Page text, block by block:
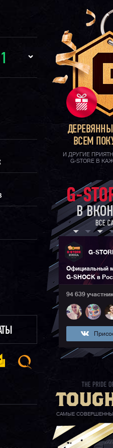
1
ВСЕМ
И ДРУГИЕ
G-STORE В
G-
Официальный
G-SHOCK в
94 639
САМЫЕ